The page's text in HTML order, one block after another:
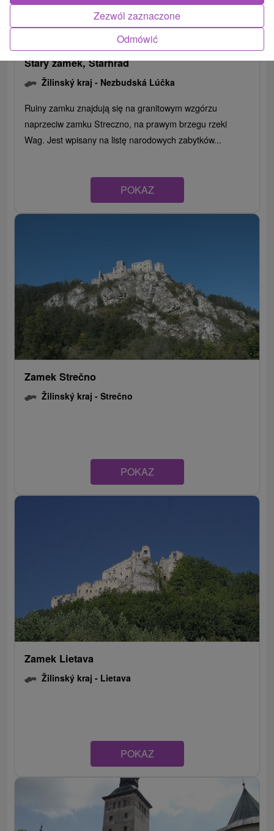
Stary zamek, Starhrad
Žilinský kraj - Nezbudská Lúčka
Ruiny zamku znajdują się na granitowym wzgórzu
naprzeciw zamku Streczno, na prawym brzegu rzeki
Wag. Jest wpisany na listę narodowych zabytków...
POKAZ
Zamek Strečno
Žilinský kraj -Strečno
POKAZ
Zamek Lietava
Žilinský kraj - Lietava
POKAZ
Odmówić
Zezwól zaznaczone